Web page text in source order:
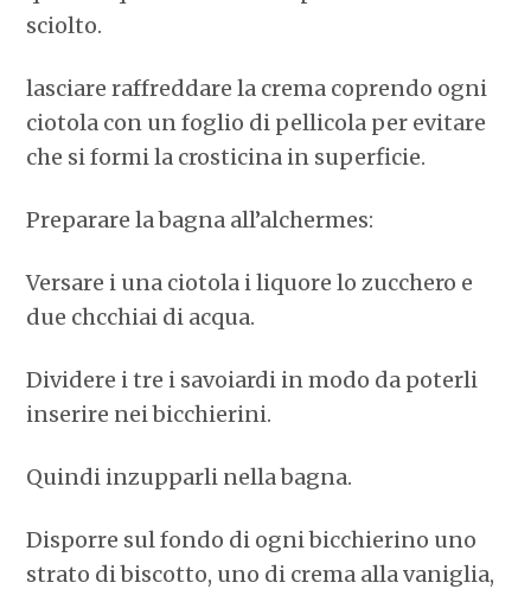
sciolto.
lasciare raffreddare la crema coprendo ogni
ciotola con un foglio di pellicola per evitare
che si formi la crosticina in superficie.
Preparare la bagna all’alchermes:
Versare i una ciotola i liquore lo zucchero e
due chcchiai di acqua.
Dividere i tre i savoiardi in modo da poterli
inserire nei bicchierini.
Quindi inzupparli nella bagna.
Disporre sul fondo di ogni bicchierino uno
strato di biscotto, uno di crema alla vaniglia,